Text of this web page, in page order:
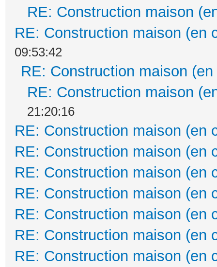
RE: Construction maison
RE: Construction maison (en
09:53:42
RE: Construction maison
RE: Construction maison
21:20:16
RE: Construction maison (en
RE: Construction maison (en
RE: Construction maison (en
RE: Construction maison (en
RE: Construction maison (en
RE: Construction maison (en
RE: Construction maison (en